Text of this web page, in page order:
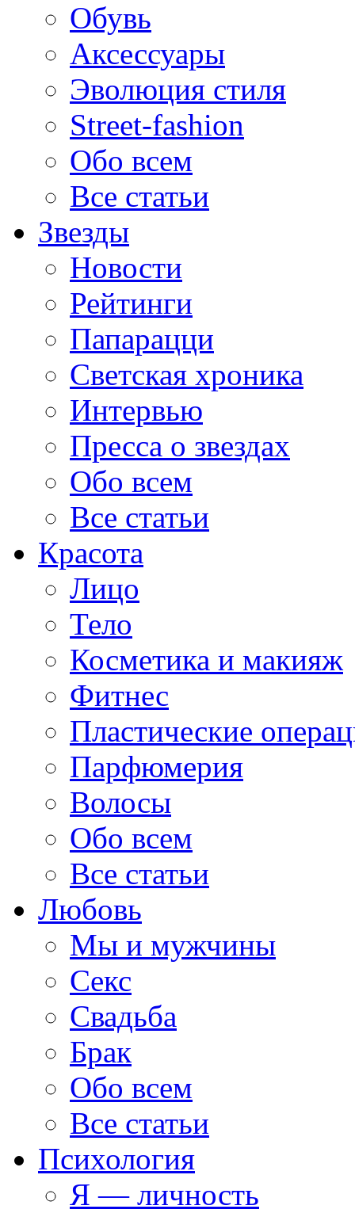
Обувь
Аксессуары
Эволюция стиля
Street-fashion
Обо всем
Все статьи
Звезды
Новости
Рейтинги
Папарацци
Светская хроника
Интервью
Пресса о звездах
Обо всем
Все статьи
Красота
Лицо
Тело
Косметика и макияж
Фитнес
Пластические
Парфюмерия
Волосы
Обо всем
Все статьи
Любовь
Мы и мужчины
Секс
Свадьба
Брак
Обо всем
Все статьи
Психология
Я — личность